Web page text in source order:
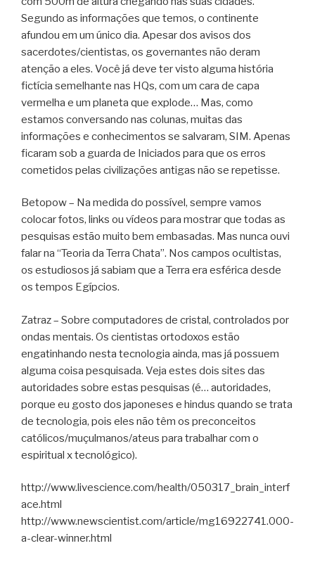
Segundo as informações que temos, o continente
afundou em um único dia. Apesar dos avisos dos
sacerdotes/cientistas, os governantes não deram
atenção a eles. Você já deve ter visto alguma história
fictícia semelhante nas HQs, com um cara de capa
vermelha e um planeta que explode… Mas, como
estamos conversando nas colunas, muitas das
informações e conhecimentos se salvaram, SIM. Apenas
ficaram sob a guarda de Iniciados para que os erros
cometidos pelas civilizações antigas não se repetisse.
Betopow – Na medida do possível, sempre vamos
colocar fotos, links ou vídeos para mostrar que todas as
pesquisas estão muito bem embasadas. Mas nunca ouvi
falar na “Teoria da Terra Chata”. Nos campos ocultistas,
os estudiosos já sabiam que a Terra era esférica desde
os tempos Egípcios.
Zatraz – Sobre computadores de cristal, controlados por
ondas mentais. Os cientistas ortodoxos estão
engatinhando nesta tecnologia ainda, mas já possuem
alguma coisa pesquisada. Veja estes dois sites das
autoridades sobre estas pesquisas (é… autoridades,
porque eu gosto dos japoneses e hindus quando se trata
de tecnologia, pois eles não têm os preconceitos
católicos/muçulmanos/ateus para trabalhar com o
espiritual x tecnológico).
http://www.livescience.com/health/050317_brain_interf
ace.html
http://www.newscientist.com/article/mg16922741.000-
a-clear-winner.html